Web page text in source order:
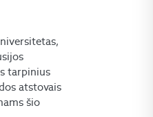
tarpinius
atstovais
šio